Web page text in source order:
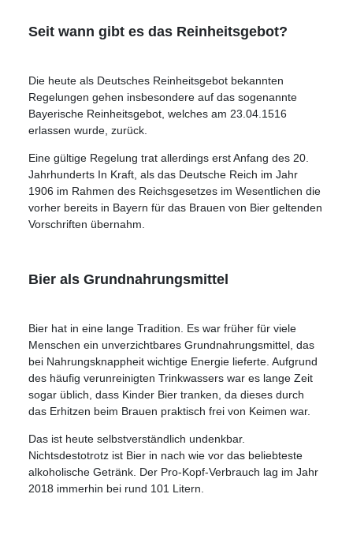
Seit wann gibt es das Reinheitsgebot?
Die heute als Deutsches Reinheitsgebot bekannten
Regelungen gehen insbesondere auf das sogenannte
Bayerische Reinheitsgebot, welches am 23.04.1516
erlassen wurde, zurück.
Eine gültige Regelung trat allerdings erst Anfang des 20.
Jahrhunderts In Kraft, als das Deutsche Reich im Jahr
1906 im Rahmen des Reichsgesetzes im Wesentlichen die
vorher bereits in Bayern für das Brauen von Bier geltenden
Vorschriften übernahm.
Bier als Grundnahrungsmittel
Bier hat in eine lange Tradition. Es war früher für viele
Menschen ein unverzichtbares Grundnahrungsmittel, das
bei Nahrungsknappheit wichtige Energie lieferte. Aufgrund
des häufig verunreinigten Trinkwassers war es lange Zeit
sogar üblich, dass Kinder Bier tranken, da dieses durch
das Erhitzen beim Brauen praktisch frei von Keimen war.
Das ist heute selbstverständlich undenkbar.
Nichtsdestotrotz ist Bier in nach wie vor das beliebteste
alkoholische Getränk. Der Pro-Kopf-Verbrauch lag im Jahr
2018 immerhin bei rund 101 Litern.